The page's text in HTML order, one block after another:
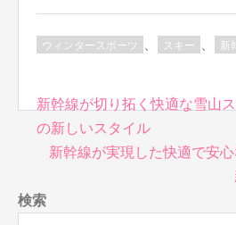
ウィンタースポーツ スキー 新
投
稿
ナ
ゲ
ー
新幹線が切り拓く快適な雪山
の新しいスタイル
新幹線が実現した快適で安
検索